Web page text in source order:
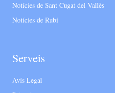
Notícies de Sant Cugat del Vallès
Notícies de Rubí
Serveis
Avís Legal